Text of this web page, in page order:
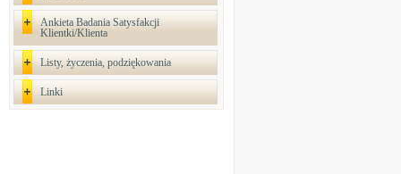
Ankieta Badania Satysfakcji
Klientki/Klienta
Listy, życzenia, podziękowania
Linki